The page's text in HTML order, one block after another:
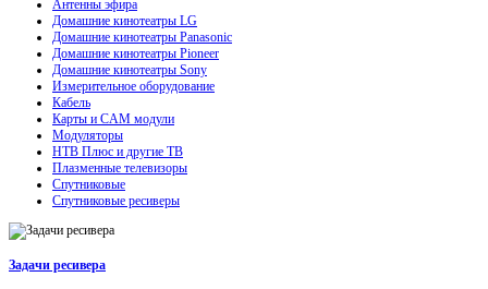
Антенны эфира
Домашние кинотеатры LG
Домашние кинотеатры Panasonic
Домашние кинотеатры Pioneer
Домашние кинотеатры Sony
Измерительное оборудование
Кабель
Карты и CAM модули
Модуляторы
НТВ Плюс и другие ТВ
Плазменные телевизоры
Спутниковые
Спутниковые ресиверы
Задачи ресивера